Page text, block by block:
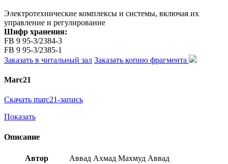
Электротехнические комплексы и системы, включая их
управление и регулирование
Шифр хранения:
FB 9 95-3/2384-3
FB 9 95-3/2385-1
Заказать в читальный зал Заказать копию фрагмента
Marc21
Скачать marc21-запись
Показать
Описание
Автор Аввад Ахмад Махмуд Аввад